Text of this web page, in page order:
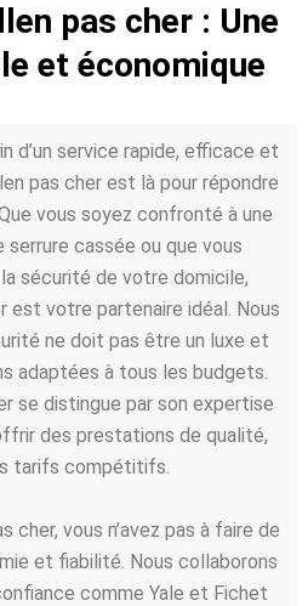
pas cher : Une
et économique
d’un service rapide, efficace et
pas cher est là pour répondre
vous soyez confronté à une
serrure cassée ou que vous
sécurité de votre domicile,
est votre partenaire idéal. Nous
ne doit pas être un luxe et
adaptées à tous les budgets.
se distingue par son expertise
des prestations de qualité,
tarifs compétitifs.
cher, vous n’avez pas à faire de
et fiabilité. Nous collaborons
comme Yale et Fichet